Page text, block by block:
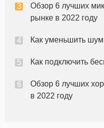
Обзор 6 лучших
рынке в 2022 году
Как уменьшить
Как подключить
Обзор 6 лучших
в 2022 году